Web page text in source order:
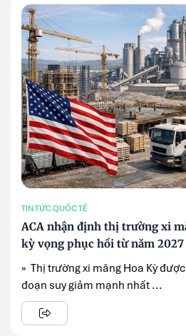
TIN TỨC QUỐC TẾ
ACA nhận định thị trường xi
kỳ vọng phục hồi từ năm 2027
» Thị trường xi măng Hoa Kỳ
đoạn suy giảm mạnh nhất ...